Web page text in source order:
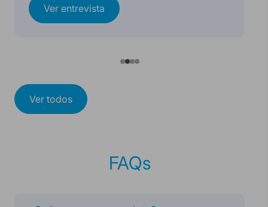
Ver entrevista
Ver todos
FAQs